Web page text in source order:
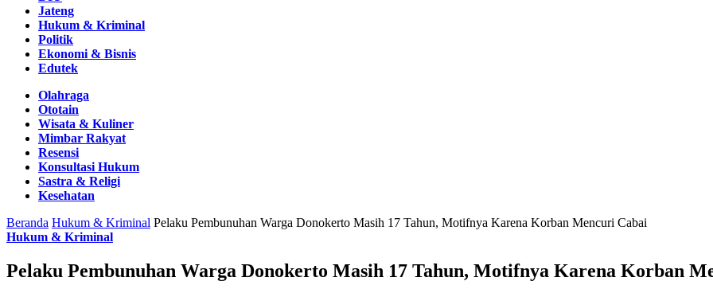
Jateng
Hukum & Kriminal
Politik
Ekonomi & Bisnis
Edutek
Olahraga
Ototain
Wisata & Kuliner
Mimbar Rakyat
Resensi
Konsultasi Hukum
Sastra & Religi
Kesehatan
Beranda Hukum & Kriminal Pelaku Pembunuhan Warga Donokerto Masih 17 Tahun, Motifnya Karena Korban Mencuri Cabai
Hukum & Kriminal
Pelaku Pembunuhan Warga Donokerto Masih 17 Tahun, Motifnya Karena Korban